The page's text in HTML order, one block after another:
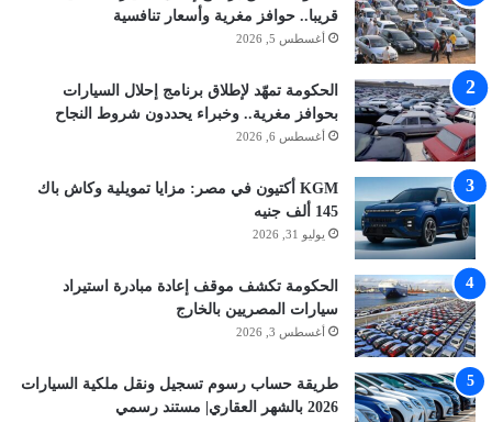
قريبا.. حوافز مغرية وأسعار تنافسية
أغسطس 5, 2026
الحكومة تمهّد لإطلاق برنامج إحلال السيارات
بحوافز مغرية.. وخبراء يحددون شروط النجاح
أغسطس 6, 2026
KGM أكتيون في مصر: مزايا تمويلية وكاش باك
145 ألف جنيه
يوليو 31, 2026
الحكومة تكشف موقف إعادة مبادرة استيراد
سيارات المصريين بالخارج
أغسطس 3, 2026
طريقة حساب رسوم تسجيل ونقل ملكية السيارات
2026 بالشهر العقاري| مستند رسمي